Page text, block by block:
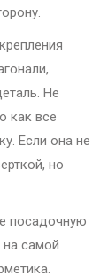
Не
как все
Если она не
но
посадочную
на самой